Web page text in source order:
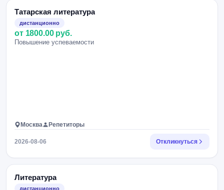
Татарская литература
дистанционно
от 1800.00 руб.
Повышение успеваемости
Москва Репетиторы
2026-08-06 Откликнуться
Литература
дистанционно